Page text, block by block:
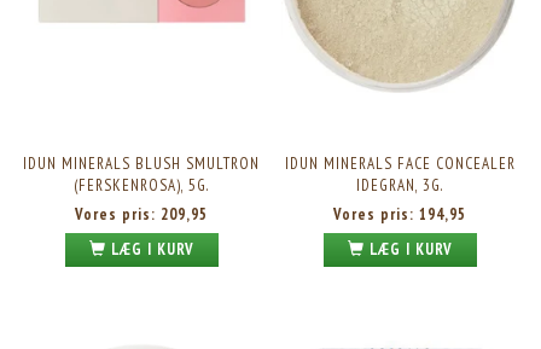
IDUN MINERALS BLUSH SMULTRON
(FERSKENROSA), 5G.
Vores pris: 209,95
LÆG I KURV
IDUN MINERALS FACE CONCEALER
IDEGRAN, 3G.
Vores pris: 194,95
LÆG I KURV